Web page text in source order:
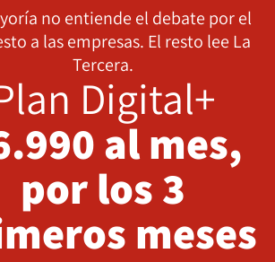
no entiende el debate por el
a las empresas. El resto lee La
Tercera.
Digital+
al mes,
por los 3
meses